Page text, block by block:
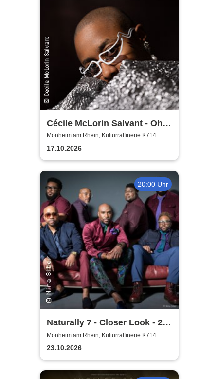
Cécile McLorin Salvant - Oh
Snap - Germany 2026
Monheim am Rhein, Kulturraffinerie K714
17.10.2026
20:00 Uhr
Naturally 7 - Closer Look - 25
Years of Naturally 7
Monheim am Rhein, Kulturraffinerie K714
23.10.2026